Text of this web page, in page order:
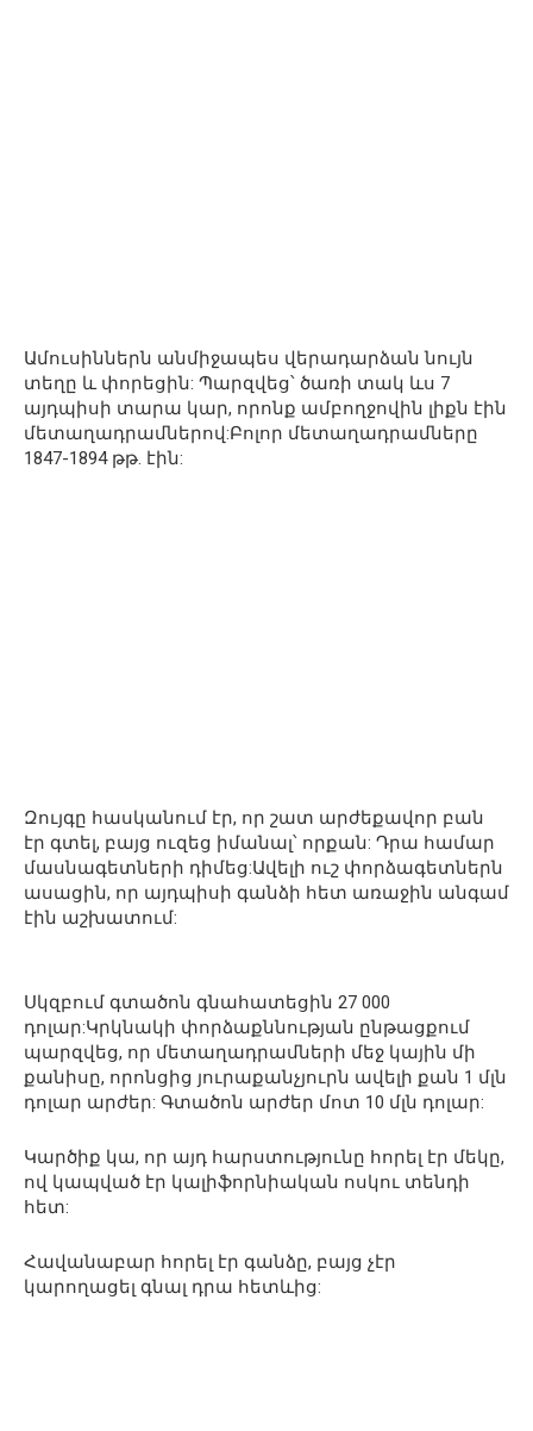
Ամուսիններն անմիջապես վերադարձան նույն
տեղը և փորեցին: Պարզվեց՝ ծառի տակ ևս 7
այդպիսի տարա կար, որոնք ամբողջովին լիքն էին
մետաղադրամներով:Բոլոր մետաղադրամները
1847-1894 թթ. էին:
Զույգը հասկանում էր, որ շատ արժեքավոր բան
էր գտել, բայց ուզեց իմանալ՝ որքան: Դրա համար
մասնագետների դիմեց:Ավելի ուշ փորձագետներն
ասացին, որ այդպիսի գանձի հետ առաջին անգամ
էին աշխատում:
Սկզբում գտածոն գնահատեցին 27 000
դոլար:Կրկնակի փորձաքննության ընթացքում
պարզվեց, որ մետաղադրամների մեջ կային մի
քանիսը, որոնցից յուրաքանչյուրն ավելի քան 1 մլն
դոլար արժեր: Գտածոն արժեր մոտ 10 մլն դոլար:
Կարծիք կա, որ այդ հարստությունը հորել էր մեկը,
ով կապված էր կալիֆորնիական ոսկու տենդի
հետ:
Հավանաբար հորել էր գանձը, բայց չէր
կարողացել գնալ դրա հետևից: